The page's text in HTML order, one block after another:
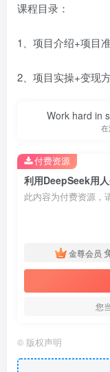
课程目录：
1、项目介绍+项目
2、项目实操+变现
Work hard in
此内容为付费资源，
金尊会员
您
付费资源
© 版权声明